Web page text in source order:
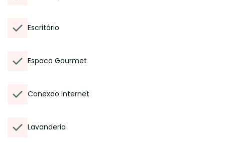
Escritório
Espaco Gourmet
Conexao Internet
Lavanderia